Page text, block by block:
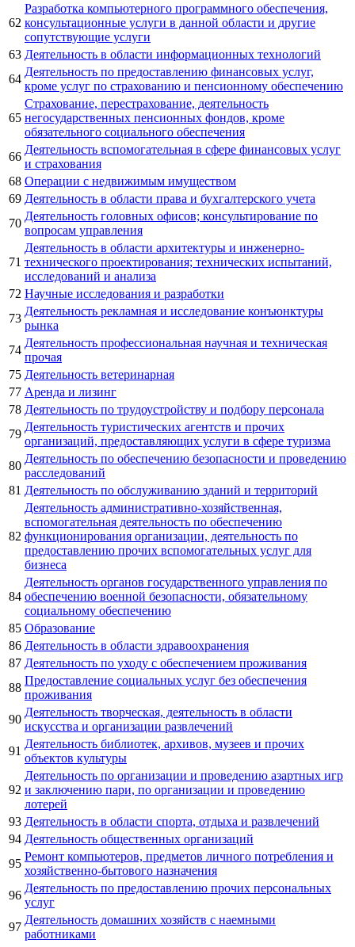
62
Разработка компьютерного программного обеспечения,
консультационные услуги в данной области и другие
сопутствующие услуги
63 Деятельность в области информационных технологий
64
Деятельность по предоставлению финансовых услуг,
кроме услуг по страхованию и пенсионному обеспечению
65
Страхование, перестрахование, деятельность
негосударственных пенсионных фондов, кроме
обязательного социального обеспечения
66
Деятельность вспомогательная в сфере финансовых услуг
и страхования
68 Операции с недвижимым имуществом
69 Деятельность в области права и бухгалтерского учета
70
Деятельность головных офисов; консультирование по
вопросам управления
71
Деятельность в области архитектуры и инженерно-
технического проектирования; технических испытаний,
исследований и анализа
72 Научные исследования и разработки
73
Деятельность рекламная и исследование конъюнктуры
рынка
74
Деятельность профессиональная научная и техническая
прочая
75 Деятельность ветеринарная
77 Аренда и лизинг
78 Деятельность по трудоустройству и подбору персонала
79
Деятельность туристических агентств и прочих
организаций, предоставляющих услуги в сфере туризма
80
Деятельность по обеспечению безопасности и проведению
расследований
81 Деятельность по обслуживанию зданий и территорий
82
Деятельность административно-хозяйственная,
вспомогательная деятельность по обеспечению
функционирования организации, деятельность по
предоставлению прочих вспомогательных услуг для
бизнеса
84
Деятельность органов государственного управления по
обеспечению военной безопасности, обязательному
социальному обеспечению
85 Образование
86 Деятельность в области здравоохранения
87 Деятельность по уходу с обеспечением проживания
88
Предоставление социальных услуг без обеспечения
проживания
90
Деятельность творческая, деятельность в области
искусства и организации развлечений
91
Деятельность библиотек, архивов, музеев и прочих
объектов культуры
92
Деятельность по организации и проведению азартных игр
и заключению пари, по организации и проведению
лотерей
93 Деятельность в области спорта, отдыха и развлечений
94 Деятельность общественных организаций
95
Ремонт компьютеров, предметов личного потребления и
хозяйственно-бытового назначения
96
Деятельность по предоставлению прочих персональных
услуг
97
Деятельность домашних хозяйств с наемными
работниками